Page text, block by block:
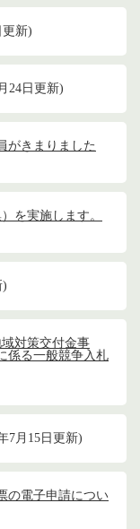
更新
24日更新
がきまりました
を実施します。
対策交付金事
係る一般競争入札
7月15日更新
の電子申請につい